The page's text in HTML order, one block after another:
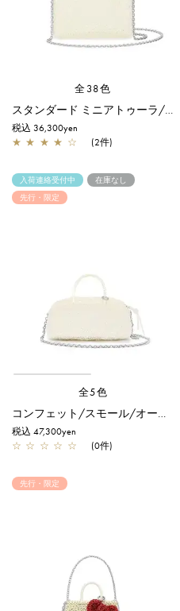
全38色
スタンダード ミニアトゥーラ/オーロラトラスパレンテ【一部店舗先行販売カラー】
税込 36,300yen
★ ★ ★ ★ ☆ (2件)
入荷連絡受付中
在庫なし
先行・限定
全5色
コンフェット/スモール/オーロラトラスパレンテ【オンラインストア先行販売カラー】
税込 47,300yen
☆ ☆ ☆ ☆ ☆ (0件)
先行・限定